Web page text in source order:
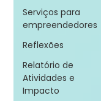
Serviços para
empreendedores
Reflexões
Relatório de
Atividades e
Impacto